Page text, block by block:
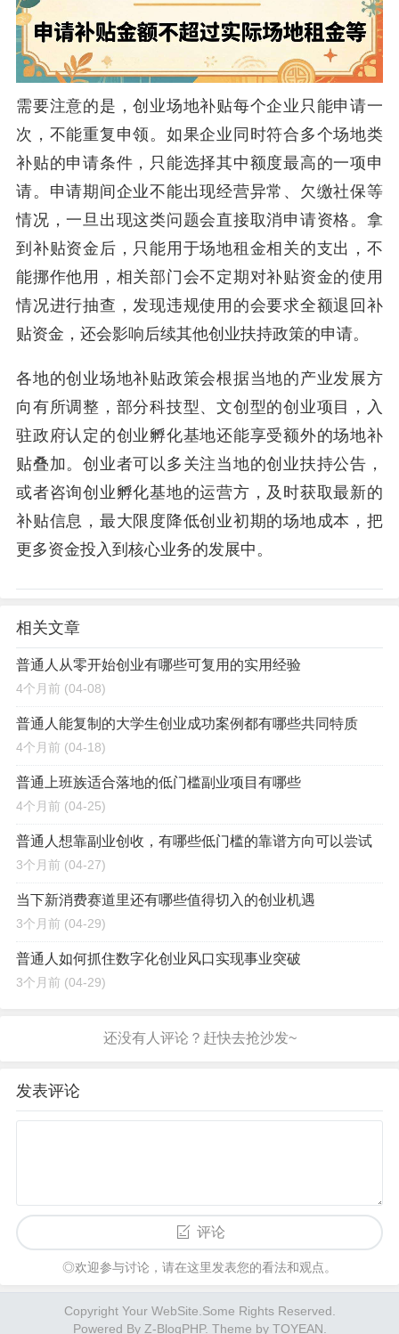
需要注意的是，创业场地补贴每个企业只能申请一
次，不能重复申领。如果企业同时符合多个场地类
补贴的申请条件，只能选择其中额度最高的一项申
请。申请期间企业不能出现经营异常、欠缴社保等
情况，一旦出现这类问题会直接取消申请资格。拿
到补贴资金后，只能用于场地租金相关的支出，不
能挪作他用，相关部门会不定期对补贴资金的使用
情况进行抽查，发现违规使用的会要求全额退回补
贴资金，还会影响后续其他创业扶持政策的申请。
各地的创业场地补贴政策会根据当地的产业发展方
向有所调整，部分科技型、文创型的创业项目，入
驻政府认定的创业孵化基地还能享受额外的场地补
贴叠加。创业者可以多关注当地的创业扶持公告，
或者咨询创业孵化基地的运营方，及时获取最新的
补贴信息，最大限度降低创业初期的场地成本，把
更多资金投入到核心业务的发展中。
相关文章
普通人从零开始创业有哪些可复用的实用经验
4个月前 (04-08)
普通人能复制的大学生创业成功案例都有哪些共同特质
4个月前 (04-18)
普通上班族适合落地的低门槛副业项目有哪些
4个月前 (04-25)
普通人想靠副业创收，有哪些低门槛的靠谱方向可以尝试
3个月前 (04-27)
当下新消费赛道里还有哪些值得切入的创业机遇
3个月前 (04-29)
普通人如何抓住数字化创业风口实现事业突破
3个月前 (04-29)
发表评论
评论
◎欢迎参与讨论，请在这里发表您的看法和观点。
Copyright Your WebSite.Some Rights Reserved.
Powered By Z-BlogPHP. Theme by TOYEAN